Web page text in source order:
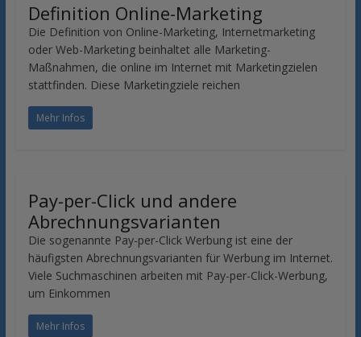
Definition Online-Marketing
Die Definition von Online-Marketing, Internetmarketing
oder Web-Marketing beinhaltet alle Marketing-
Maßnahmen, die online im Internet mit Marketingzielen
stattfinden. Diese Marketingziele reichen
Mehr Infos
Pay-per-Click und andere
Abrechnungsvarianten
Die sogenannte Pay-per-Click Werbung ist eine der
häufigsten Abrechnungsvarianten für Werbung im Internet.
Viele Suchmaschinen arbeiten mit Pay-per-Click-Werbung,
um Einkommen
Mehr Infos